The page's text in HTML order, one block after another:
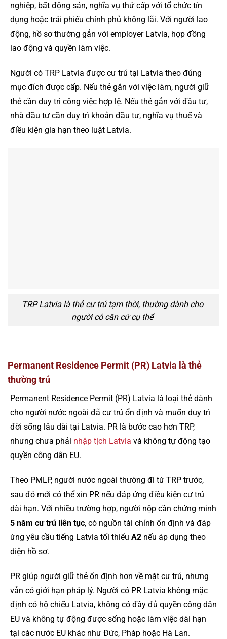
nghiệp, bất động sản, nghĩa vụ thứ cấp với tổ chức tín
dụng hoặc trái phiếu chính phủ không lãi. Với người lao
động, hồ sơ thường gắn với employer Latvia, hợp đồng
lao động và quyền làm việc.
Người có TRP Latvia được cư trú tại Latvia theo đúng
mục đích được cấp. Nếu thẻ gắn với việc làm, người giữ
thẻ cần duy trì công việc hợp lệ. Nếu thẻ gắn với đầu tư,
nhà đầu tư cần duy trì khoản đầu tư, nghĩa vụ thuế và
điều kiện gia hạn theo luật Latvia.
TRP Latvia là thẻ cư trú tạm thời, thường dành cho
người có căn cứ cụ thể
Permanent Residence Permit (PR) Latvia là thẻ
thường trú
Permanent Residence Permit (PR) Latvia là loại thẻ dành
cho người nước ngoài đã cư trú ổn định và muốn duy trì
đời sống lâu dài tại Latvia. PR là bước cao hơn TRP,
nhưng chưa phải nhập tịch Latvia và không tự động tạo
quyền công dân EU.
Theo PMLP, người nước ngoài thường đi từ TRP trước,
sau đó mới có thể xin PR nếu đáp ứng điều kiện cư trú
dài hạn. Với nhiều trường hợp, người nộp cần chứng minh
5 năm cư trú liên tục, có nguồn tài chính ổn định và đáp
ứng yêu cầu tiếng Latvia tối thiểu A2 nếu áp dụng theo
diện hồ sơ.
PR giúp người giữ thẻ ổn định hơn về mặt cư trú, nhưng
vẫn có giới hạn pháp lý. Người có PR Latvia không mặc
định có hộ chiếu Latvia, không có đầy đủ quyền công dân
EU và không tự động được sống hoặc làm việc dài hạn
tại các nước EU khác như Đức, Pháp hoặc Hà Lan.